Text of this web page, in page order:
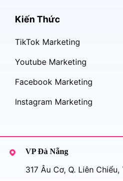
Kiến Thức
TikTok Marketing
Youtube Marketing
Facebook Marketing
Instagram Marketing
VP Đà Nẵng
317 Âu Cơ, Q. Liên